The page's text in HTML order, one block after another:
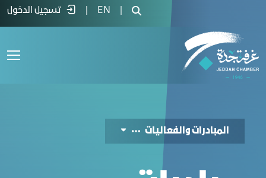
المبادرات والفعاليات - غرفة جدة
EN تسجيل الدخول
المبادرات والفعاليات